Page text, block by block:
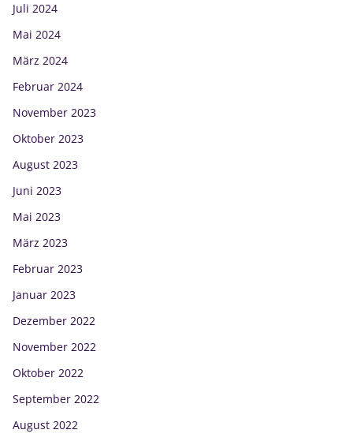
Juli 2024
Mai 2024
März 2024
Februar 2024
November 2023
Oktober 2023
August 2023
Juni 2023
Mai 2023
März 2023
Februar 2023
Januar 2023
Dezember 2022
November 2022
Oktober 2022
September 2022
August 2022